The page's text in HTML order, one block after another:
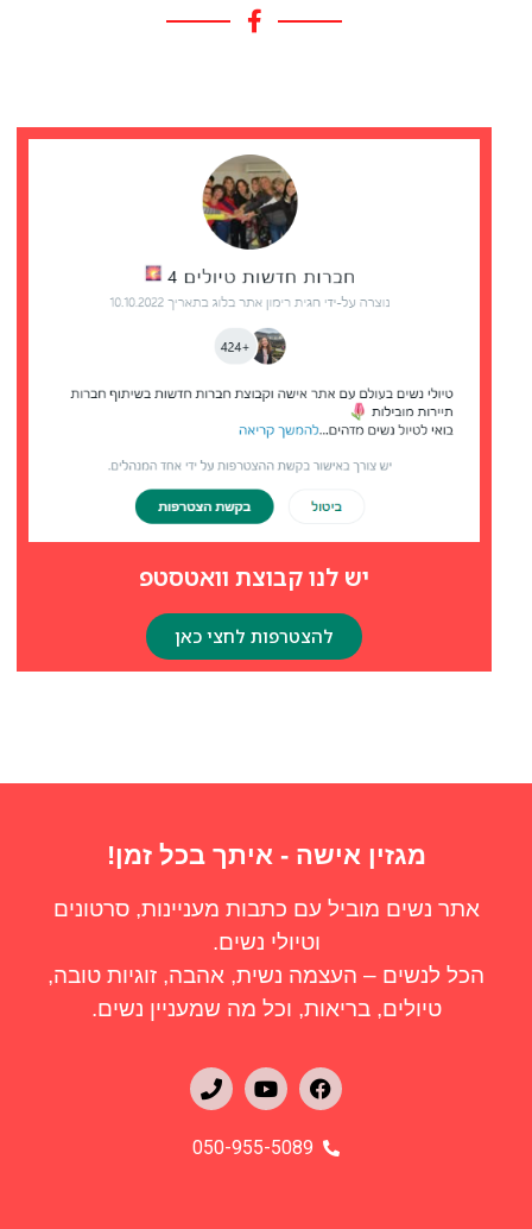
יש לנו קבוצת וואטסטפ
להצטרפות לחצי כאן
מגזין אישה - איתך בכל זמן!
אתר נשים מוביל עם כתבות מעניינות, סרטונים
וטיולי נשים.
הכל לנשים – העצמה נשית, אהבה, זוגיות טובה,
טיולים, בריאות, וכל מה שמעניין נשים.
050-955-5089